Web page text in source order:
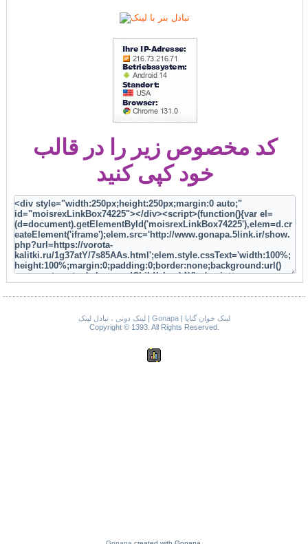
کد مخصوص زیر را در قالب
خود کپی کنید
لینک دونی ، تبادل لینک| Gonapa|
لینک خوان گناپا
Copyright © 1393. All Rights Reserved.